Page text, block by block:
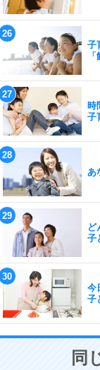
子
時
子
あ
ど
子
今
子
同